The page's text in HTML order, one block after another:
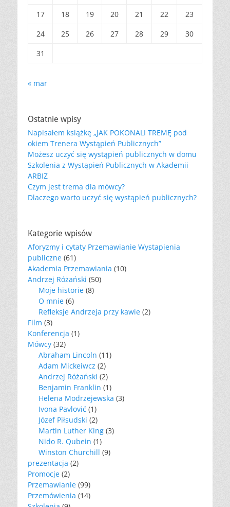
17
18 19 20 21 22
23
24
25 26 27 28 29
30
31
« mar
Ostatnie wpisy
Napisałem książkę „JAK POKONALI TREMĘ pod
okiem Trenera Wystąpień Publicznych”
Możesz uczyć się wystąpień publicznych w domu
Szkolenia z Wystąpień Publicznych w Akademii
ARBIZ
Czym jest trema dla mówcy?
Dlaczego warto uczyć się wystąpień publicznych?
Kategorie wpisów
Aforyzmy i cytaty Przemawianie Wystapienia
publiczne (61)
Akademia Przemawiania (10)
Andrzej Różański (50)
Moje historie (8)
O mnie (6)
Refleksje Andrzeja przy kawie (2)
Film (3)
Konferencja (1)
Mówcy (32)
Abraham Lincoln (11)
Adam Mickeiwcz (2)
Andrzej Różański (2)
Benjamin Franklin (1)
Helena Modrzejewska (3)
Ivona Pavlović (1)
Józef Piłsudski (2)
Martin Luther King (3)
Nido R. Qubein (1)
Winston Churchill (9)
prezentacja (2)
Promocje (2)
Przemawianie (99)
Przemówienia (14)